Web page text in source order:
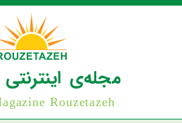
مجله‌ی اینترنتی
Rouzetazeh